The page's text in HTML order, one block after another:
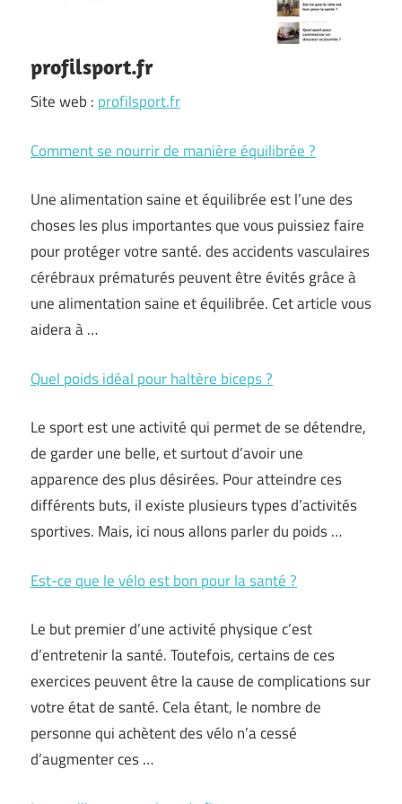
profilsport.fr
Site web : profilsport.fr
Comment se nourrir de manière équilibrée ?
Une alimentation saine et équilibrée est l’une des
choses les plus importantes que vous puissiez faire
pour protéger votre santé. des accidents vasculaires
cérébraux prématurés peuvent être évités grâce à
une alimentation saine et équilibrée. Cet article vous
aidera à …
Quel poids idéal pour haltère biceps ?
Le sport est une activité qui permet de se détendre,
de garder une belle, et surtout d’avoir une
apparence des plus désirées. Pour atteindre ces
différents buts, il existe plusieurs types d’activités
sportives. Mais, ici nous allons parler du poids …
Est-ce que le vélo est bon pour la santé ?
Le but premier d’une activité physique c’est
d’entretenir la santé. Toutefois, certains de ces
exercices peuvent être la cause de complications sur
votre état de santé. Cela étant, le nombre de
personne qui achètent des vélo n’a cessé
d’augmenter ces …